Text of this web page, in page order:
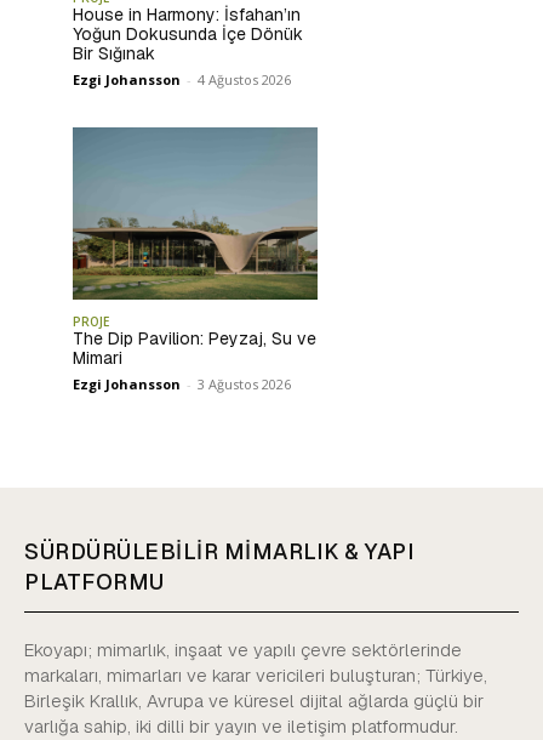
House in Harmony: İsfahan’ın
Yoğun Dokusunda İçe Dönük
Bir Sığınak
Ezgi Johansson - 4 Ağustos 2026
PROJE
The Dip Pavilion: Peyzaj, Su ve
Mimari
Ezgi Johansson - 3 Ağustos 2026
SÜRDÜRÜLEBİLİR MİMARLIK & YAPI
PLATFORMU
Ekoyapı; mimarlık, inşaat ve yapılı çevre sektörlerinde
markaları, mimarları ve karar vericileri buluşturan; Türkiye,
Birleşik Krallık, Avrupa ve küresel dijital ağlarda güçlü bir
varlığa sahip, iki dilli bir yayın ve iletişim platformudur.